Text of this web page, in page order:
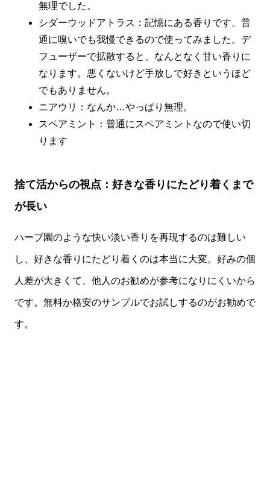
無理でした。
シダーウッドアトラス：記憶にある香りです。普
通に嗅いでも我慢できるので使ってみました。デ
フューザーで拡散すると、なんとなく甘い香りに
なります。悪くないけど手放しで好きというほど
でもありません。
ニアウリ：なんか…やっぱり無理。
スペアミント：普通にスペアミントなので使い切
ります
捨て活からの視点：好きな香りにたどり着くまで
が長い
ハーブ園のような快い淡い香りを再現するのは難しい
し、好きな香りにたどり着くのは本当に大変。好みの個
人差が大きくて、他人のお勧めが参考になりにくいから
です。無料か格安のサンプルでお試しするのがお勧めで
す。